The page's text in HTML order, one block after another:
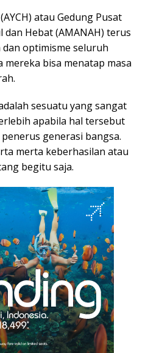
atau Gedung Pusat
Hebat (AMANAH) terus
optimisme seluruh
mereka bisa menatap masa
sesuatu yang sangat
apabila hal tersebut
generasi bangsa.
merta keberhasilan atau
begitu saja.